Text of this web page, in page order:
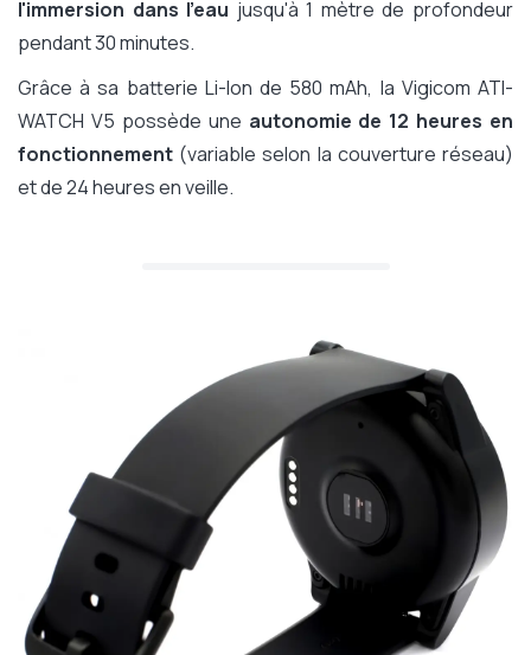
l'immersion dans l'eau jusqu'à 1 mètre de profondeur
pendant 30 minutes.
Grâce à sa batterie Li-Ion de 580 mAh, la Vigicom ATI-
WATCH V5 possède une autonomie de 12 heures en
fonctionnement (variable selon la couverture réseau)
et de 24 heures en veille.